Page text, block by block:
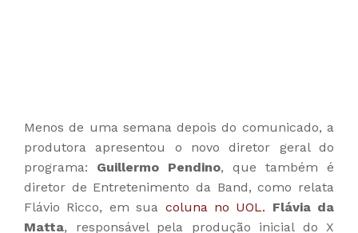
Menos de uma semana depois do comunicado, a
produtora apresentou o novo diretor geral do
programa: Guillermo Pendino, que também é
diretor de Entretenimento da Band, como relata
Flávio Ricco, em sua coluna no UOL. Flávia da
Matta, responsável pela produção inicial do X